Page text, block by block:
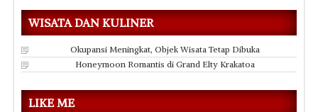
WISATA DAN KULINER
Okupansi Meningkat, Objek Wisata Tetap Dibuka
Honeymoon Romantis di Grand Elty Krakatoa
LIKE ME